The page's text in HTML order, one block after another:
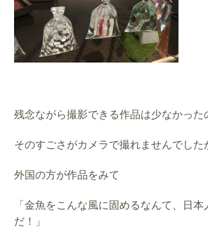
残念ながら撮影できる作品は少なかった
そのすごさがカメラで撮れませんでした
外国の方が作品をみて
「金魚をこんな風に固めるなんて、日
だ！」